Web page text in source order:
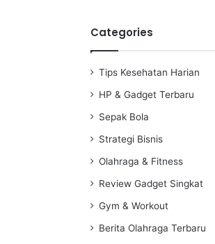
Categories
Tips Kesehatan Harian
HP & Gadget Terbaru
Sepak Bola
Strategi Bisnis
Olahraga & Fitness
Review Gadget Singkat
Gym & Workout
Berita Olahraga Terbaru